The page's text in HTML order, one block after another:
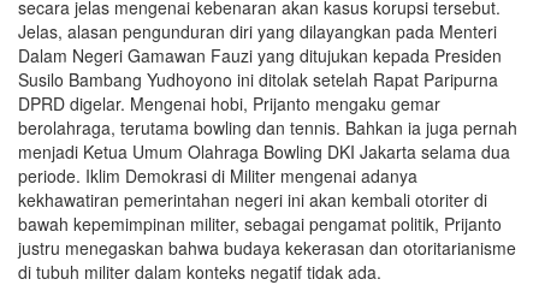
secara jelas mengenai kebenaran akan kasus korupsi tersebut.
Jelas, alasan pengunduran diri yang dilayangkan pada Menteri
Dalam Negeri Gamawan Fauzi yang ditujukan kepada Presiden
Susilo Bambang Yudhoyono ini ditolak setelah Rapat Paripurna
DPRD digelar. Mengenai hobi, Prijanto mengaku gemar
berolahraga, terutama bowling dan tennis. Bahkan ia juga pernah
menjadi Ketua Umum Olahraga Bowling DKI Jakarta selama dua
periode. Iklim Demokrasi di Militer mengenai adanya
kekhawatiran pemerintahan negeri ini akan kembali otoriter di
bawah kepemimpinan militer, sebagai pengamat politik, Prijanto
justru menegaskan bahwa budaya kekerasan dan otoritarianisme
di tubuh militer dalam konteks negatif tidak ada.